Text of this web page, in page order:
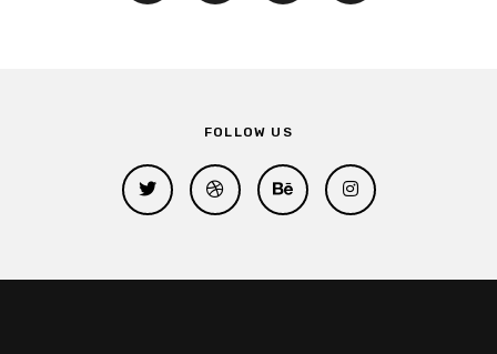
FOLLOW US